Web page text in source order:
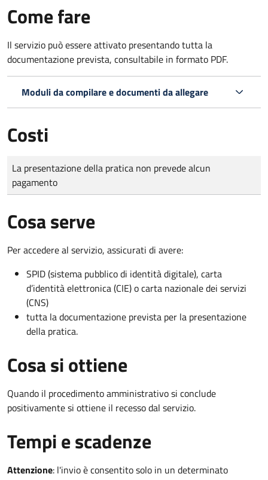
Come fare
Il servizio può essere attivato presentando tutta la
documentazione prevista, consultabile in formato PDF.
Moduli da compilare e documenti da allegare
Costi
Tipo di pagamento
Importo
La presentazione della pratica non prevede alcun
pagamento
Cosa serve
Per accedere al servizio, assicurati di avere:
SPID (sistema pubblico di identità digitale), carta
d’identità elettronica (CIE) o carta nazionale dei servizi
(CNS)
tutta la documentazione prevista per la presentazione
della pratica.
Cosa si ottiene
Quando il procedimento amministrativo si conclude
positivamente si ottiene il recesso dal servizio.
Tempi e scadenze
Attenzione: l'invio è consentito solo in un determinato